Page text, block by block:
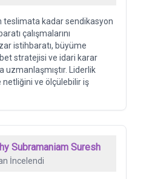
teslimata kadar sendikasyon
çalışmalarını
istihbaratı, büyüme
stratejisi ve idari karar
uzmanlaşmıştır. Liderlik
netliğini ve ölçülebilir iş
Subramaniam Suresh
İncelendi